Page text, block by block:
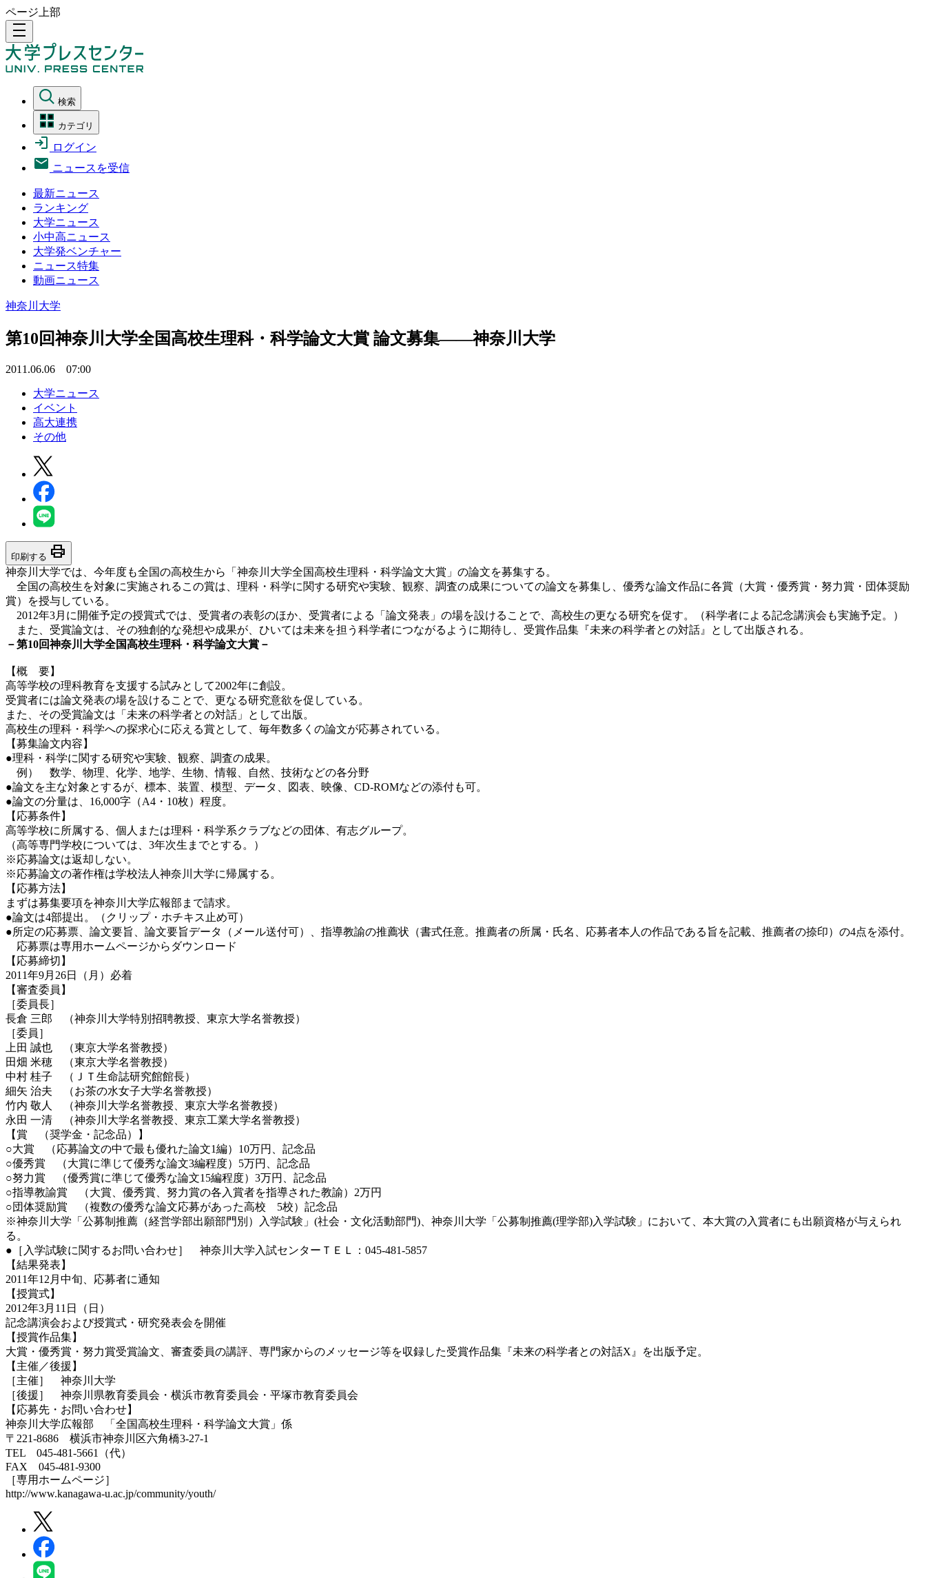
ページ上部
density_medium
検索
カテゴリ
ログイン
ニュースを受信
最新ニュース
ランキング
大学ニュース
小中高ニュース
大学発ベンチャー
ニュース特集
動画ニュース
神奈川大学
第10回神奈川大学全国高校生理科・科学論文大賞 論文募集――神奈川大学
2011.06.06 07:00
大学ニュース
イベント
高大連携
その他
印刷する print
神奈川大学では、今年度も全国の高校生から「神奈川大学全国高校生理科・科学論文大賞」の論文を募集する。
全国の高校生を対象に実施されるこの賞は、理科・科学に関する研究や実験、観察、調査の成果についての論文を募集し、優秀な論文作品に各賞（大賞・優秀賞・努力賞・団体奨励
賞）を授与している。
2012年3月に開催予定の授賞式では、受賞者の表彰のほか、受賞者による「論文発表」の場を設けることで、高校生の更なる研究を促す。（科学者による記念講演会も実施予定。）
また、受賞論文は、その独創的な発想や成果が、ひいては未来を担う科学者につながるように期待し、受賞作品集『未来の科学者との対話』として出版される。
－第10回神奈川大学全国高校生理科・科学論文大賞－
【概 要】
高等学校の理科教育を支援する試みとして2002年に創設。
受賞者には論文発表の場を設けることで、更なる研究意欲を促している。
また、その受賞論文は「未来の科学者との対話」として出版。
高校生の理科・科学への探求心に応える賞として、毎年数多くの論文が応募されている。
【募集論文内容】
●理科・科学に関する研究や実験、観察、調査の成果。
例） 数学、物理、化学、地学、生物、情報、自然、技術などの各分野
●論文を主な対象とするが、標本、装置、模型、データ、図表、映像、CD-ROMなどの添付も可。
●論文の分量は、16,000字（A4・10枚）程度。
【応募条件】
高等学校に所属する、個人または理科・科学系クラブなどの団体、有志グループ。
（高等専門学校については、3年次生までとする。）
※応募論文は返却しない。
※応募論文の著作権は学校法人神奈川大学に帰属する。
【応募方法】
まずは募集要項を神奈川大学広報部まで請求。
●論文は4部提出。（クリップ・ホチキス止め可）
●所定の応募票、論文要旨、論文要旨データ（メール送付可）、指導教諭の推薦状（書式任意。推薦者の所属・氏名、応募者本人の作品である旨を記載、推薦者の捺印）の4点を添付。
応募票は専用ホームページからダウンロード
【応募締切】
2011年9月26日（月）必着
【審査委員】
［委員長］
長倉 三郎 （神奈川大学特別招聘教授、東京大学名誉教授）
［委員］
上田 誠也 （東京大学名誉教授）
田畑 米穂 （東京大学名誉教授）
中村 桂子 （ＪＴ生命誌研究館館長）
細矢 治夫 （お茶の水女子大学名誉教授）
竹内 敬人 （神奈川大学名誉教授、東京大学名誉教授）
永田 一清 （神奈川大学名誉教授、東京工業大学名誉教授）
【賞 （奨学金・記念品）】
○大賞 （応募論文の中で最も優れた論文1編）10万円、記念品
○優秀賞 （大賞に準じて優秀な論文3編程度）5万円、記念品
○努力賞 （優秀賞に準じて優秀な論文15編程度）3万円、記念品
○指導教諭賞 （大賞、優秀賞、努力賞の各入賞者を指導された教諭）2万円
○団体奨励賞 （複数の優秀な論文応募があった高校 5校）記念品
※神奈川大学「公募制推薦（経営学部出願部門別）入学試験」(社会・文化活動部門)、神奈川大学「公募制推薦(理学部)入学試験」において、本大賞の入賞者にも出願資格が与えられ
る。
●［入学試験に関するお問い合わせ］ 神奈川大学入試センターＴＥＬ：045-481-5857
【結果発表】
2011年12月中旬、応募者に通知
【授賞式】
2012年3月11日（日）
記念講演会および授賞式・研究発表会を開催
【授賞作品集】
大賞・優秀賞・努力賞受賞論文、審査委員の講評、専門家からのメッセージ等を収録した受賞作品集『未来の科学者との対話X』を出版予定。
【主催／後援】
［主催］ 神奈川大学
［後援］ 神奈川県教育委員会・横浜市教育委員会・平塚市教育委員会
【応募先・お問い合わせ】
神奈川大学広報部 「全国高校生理科・科学論文大賞」係
〒221-8686 横浜市神奈川区六角橋3-27-1
TEL 045-481-5661（代）
FAX 045-481-9300
［専用ホームページ］
http://www.kanagawa-u.ac.jp/community/youth/